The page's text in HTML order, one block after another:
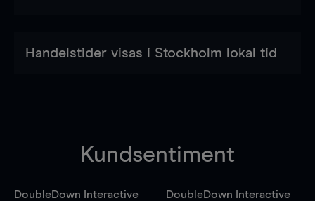
Handelstider visas i Stockholm lokal tid
Kundsentiment
DoubleDown Interactive
DoubleDown Interactive